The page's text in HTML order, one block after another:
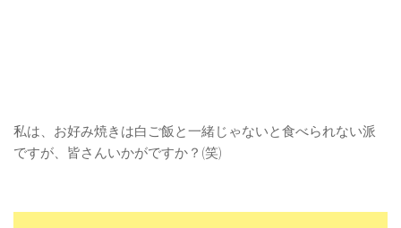
私は、お好み焼きは白ご飯と一緒じゃないと食べられない派
ですが、皆さんいかがですか？(笑)